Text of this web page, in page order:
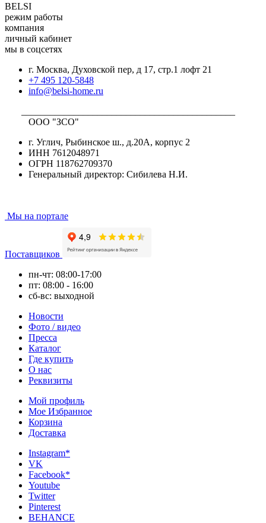
BELSI
режим работы
компания
личный кабинет
мы в соцсетях
г. Москва, Духовской пер, д 17, стр.1 лофт 21
+7 495 120-5848
info@belsi-home.ru
ООО "ЗСО"
г. Углич, Рыбинское ш., д.20А, корпус 2
ИНН 7612048971
ОГРН 118762709370
Генеральный директор: Сибилева Н.И.
Мы на портале
Поставщиков
пн-чт: 08:00-17:00
пт: 08:00 - 16:00
сб-вс: выходной
Новости
Фото / видео
Пресса
Каталог
Где купить
О нас
Реквизиты
Мой профиль
Мое Избранное
Корзина
Доставка
Instagram*
VK
Facebook*
Youtube
Twitter
Pinterest
BEHANCE